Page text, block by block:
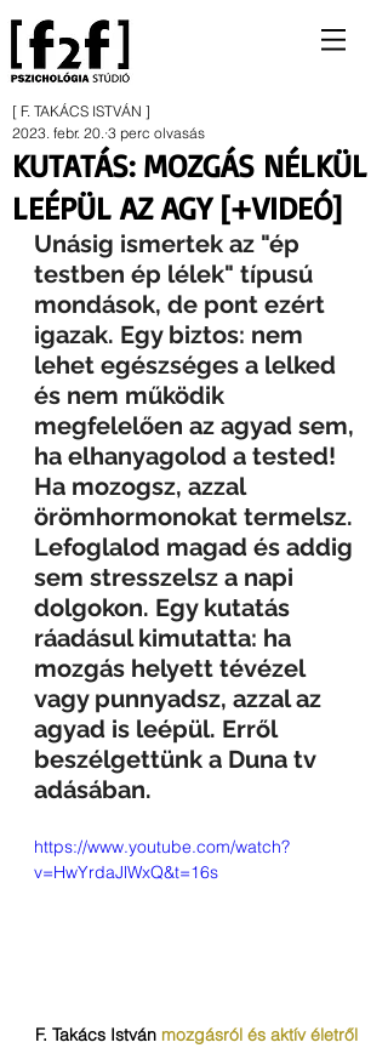
KUTATÁS: MOZGÁS NÉLKÜL
LEÉPÜL AZ AGY [+VIDEÓ]
[ F. TAKÁCS ISTVÁN ]
2023. febr. 20. 3 perc olvasás
Unásig ismertek az "ép
testben ép lélek" típusú
mondások, de pont ezért
igazak. Egy biztos: nem
lehet egészséges a lelked
és nem működik
megfelelően az agyad sem,
ha elhanyagolod a tested!
Ha mozogsz, azzal
örömhormonokat termelsz.
Lefoglalod magad és addig
sem stresszelsz a napi
dolgokon. Egy kutatás
ráadásul kimutatta: ha
mozgás helyett tévézel
vagy punnyadsz, azzal az
agyad is leépül. Erről
beszélgettünk a Duna tv
adásában.
https://www.youtube.com/watch?
v=HwYrdaJlWxQ&t=16s
F. Takács István mozgásról és aktív életről